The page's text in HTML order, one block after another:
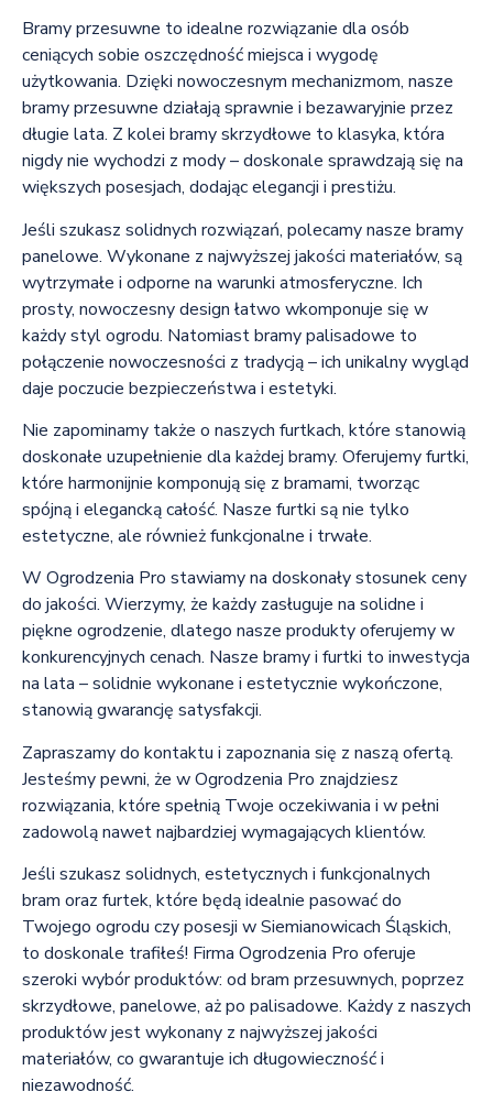
Bramy przesuwne to idealne rozwiązanie dla osób
ceniących sobie oszczędność miejsca i wygodę
użytkowania. Dzięki nowoczesnym mechanizmom, nasze
bramy przesuwne działają sprawnie i bezawaryjnie przez
długie lata. Z kolei bramy skrzydłowe to klasyka, która
nigdy nie wychodzi z mody – doskonale sprawdzają się na
większych posesjach, dodając elegancji i prestiżu.
Jeśli szukasz solidnych rozwiązań, polecamy nasze bramy
panelowe. Wykonane z najwyższej jakości materiałów, są
wytrzymałe i odporne na warunki atmosferyczne. Ich
prosty, nowoczesny design łatwo wkomponuje się w
każdy styl ogrodu. Natomiast bramy palisadowe to
połączenie nowoczesności z tradycją – ich unikalny wygląd
daje poczucie bezpieczeństwa i estetyki.
Nie zapominamy także o naszych furtkach, które stanowią
doskonałe uzupełnienie dla każdej bramy. Oferujemy furtki,
które harmonijnie komponują się z bramami, tworząc
spójną i elegancką całość. Nasze furtki są nie tylko
estetyczne, ale również funkcjonalne i trwałe.
W Ogrodzenia Pro stawiamy na doskonały stosunek ceny
do jakości. Wierzymy, że każdy zasługuje na solidne i
piękne ogrodzenie, dlatego nasze produkty oferujemy w
konkurencyjnych cenach. Nasze bramy i furtki to inwestycja
na lata – solidnie wykonane i estetycznie wykończone,
stanowią gwarancję satysfakcji.
Zapraszamy do kontaktu i zapoznania się z naszą ofertą.
Jesteśmy pewni, że w Ogrodzenia Pro znajdziesz
rozwiązania, które spełnią Twoje oczekiwania i w pełni
zadowolą nawet najbardziej wymagających klientów.
Jeśli szukasz solidnych, estetycznych i funkcjonalnych
bram oraz furtek, które będą idealnie pasować do
Twojego ogrodu czy posesji w Siemianowicach Śląskich,
to doskonale trafiłeś! Firma Ogrodzenia Pro oferuje
szeroki wybór produktów: od bram przesuwnych, poprzez
skrzydłowe, panelowe, aż po palisadowe. Każdy z naszych
produktów jest wykonany z najwyższej jakości
materiałów, co gwarantuje ich długowieczność i
niezawodność.